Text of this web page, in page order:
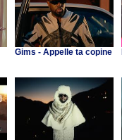
Gims - Appelle ta copine